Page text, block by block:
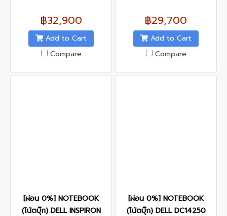
฿32,900
Add to Cart
Compare
฿29,700
Add to Cart
Compare
[ผ่อน 0%] NOTEBOOK
(โน้ตบุ๊ก) DELL INSPIRON
[ผ่อน 0%] NOTEBOOK
(โน้ตบุ๊ก) DELL DC14250